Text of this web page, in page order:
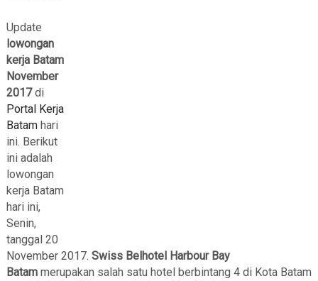
Update
lowongan
kerja Batam
November
2017di
Portal Kerja
Batamhari
ini. Berikut
ini adalah
lowongan
kerja Batam
hari ini,
Senin,
tanggal 20
November 2017. Swiss Belhotel Harbour Bay
Batammerupakan salah satu hotel berbintang 4 di Kota Batam